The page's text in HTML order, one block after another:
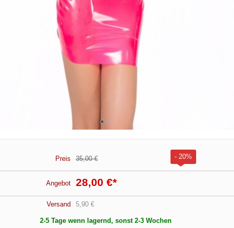
Preis 35,00 € - 20%
Angebot 28,00 €*
Versand 5,90 €
2-5 Tage wenn lagernd, sonst 2-3 Wochen